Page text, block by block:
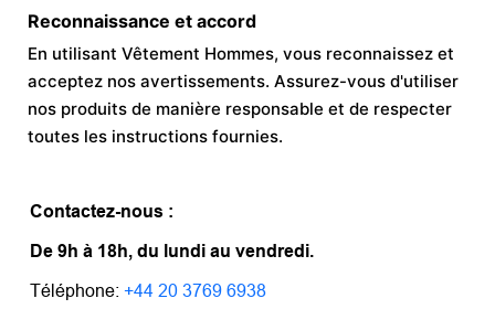
Reconnaissance et accord
En utilisant Vêtement Hommes, vous reconnaissez et
acceptez nos avertissements. Assurez-vous d'utiliser
nos produits de manière responsable et de respecter
toutes les instructions fournies.
Contactez-nous :
De 9h à 18h, du lundi au vendredi.
Téléphone: +44 20 3769 6938